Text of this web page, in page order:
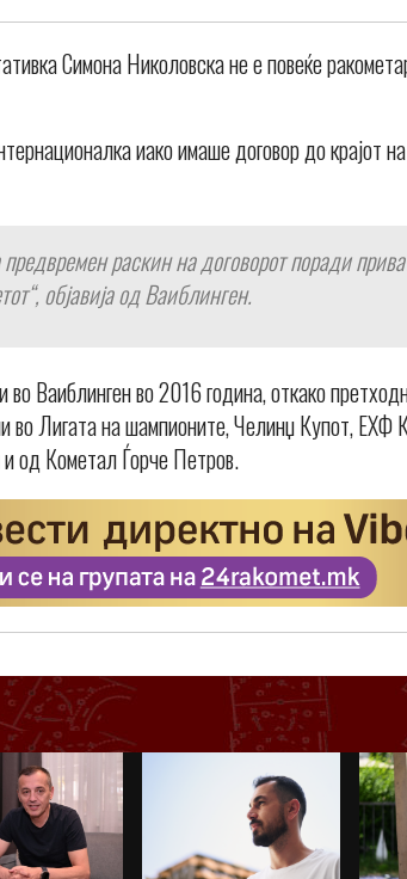
Симона Николовска не е повеќе
иако имаше договор до крајот
раскин на договорот поради
објавија од Ваиблинген.
Ваиблинген во 2016 година, откако
во Лигата на шампионите, Челинџ Купот, ЕХФ
од Кометал Ѓорче Петров.